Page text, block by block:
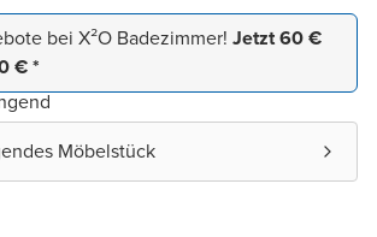
bei X²O Badezimmer! Jetzt 60 €
€ *
Möbelstück